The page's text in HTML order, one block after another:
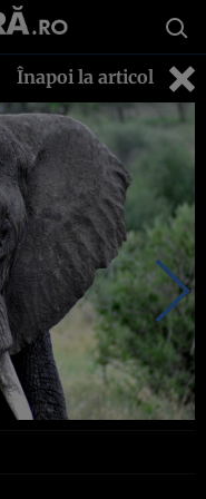
Înapoi la articol